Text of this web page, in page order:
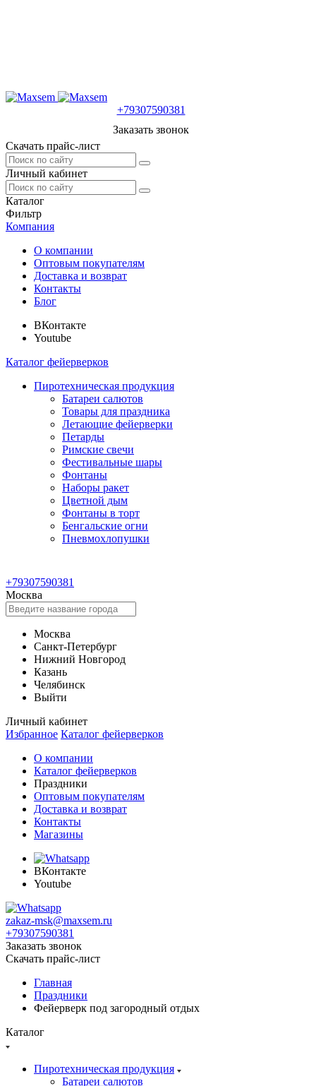
+79307590381
Заказать звонок
Скачать прайс-лист
Личный кабинет
Каталог
Фильтр
Компания
О компании
Оптовым покупателям
Доставка и возврат
Контакты
Блог
ВКонтакте
Youtube
Каталог фейерверков
Пиротехническая продукция
Батареи салютов
Товары для праздника
Летающие фейерверки
Петарды
Римские свечи
Фестивальные шары
Фонтаны
Наборы ракет
Цветной дым
Фонтаны в торт
Бенгальские огни
Пневмохлопушки
+79307590381
Москва
Москва
Санкт-Петербург
Нижний Новгород
Казань
Челябинск
Выйти
Личный кабинет
Избранное Каталог фейерверков
О компании
Каталог фейерверков
Праздники
Оптовым покупателям
Доставка и возврат
Контакты
Магазины
ВКонтакте
Youtube
zakaz-msk@maxsem.ru
+79307590381
Заказать звонок
Скачать прайс-лист
Главная
Праздники
Фейерверк под загородный отдых
Каталог
Пиротехническая продукция
Батареи салютов